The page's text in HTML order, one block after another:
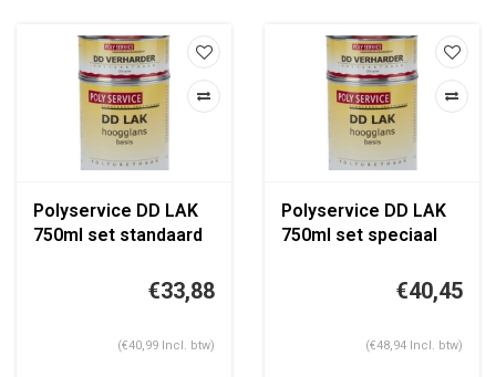
Polyservice DD LAK
750ml set standaard
€33,88
(€40,99 Incl. btw)
Polyservice DD LAK
750ml set speciaal
€40,45
(€48,94 Incl. btw)